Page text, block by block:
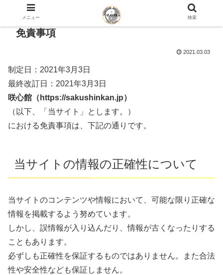
免責事項
2021.03.03
制定日：2021年3月3日
最終改訂日：2021年3月3日
咲心館（https://sakushinkan.jp）
（以下、「当サイト」とします。）
における免責事項は、下記の通りです。
当サイトの情報の正確性について
当サイトのコンテンツや情報において、可能な限り正確な
情報を掲載するよう努めています。
しかし、誤情報が入り込んだり、情報が古くなったりする
こともあります。
必ずしも正確性を保証するものではありません。また合法
性や安全性なども保証しません。
メニュー 検索